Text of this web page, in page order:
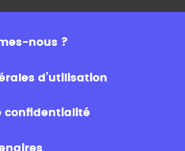
nous ?
d’utilisation
confidentialité